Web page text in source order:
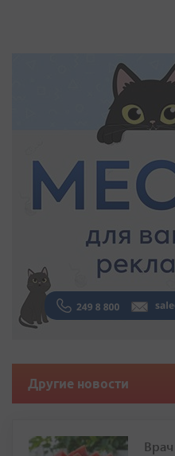
Другие новости